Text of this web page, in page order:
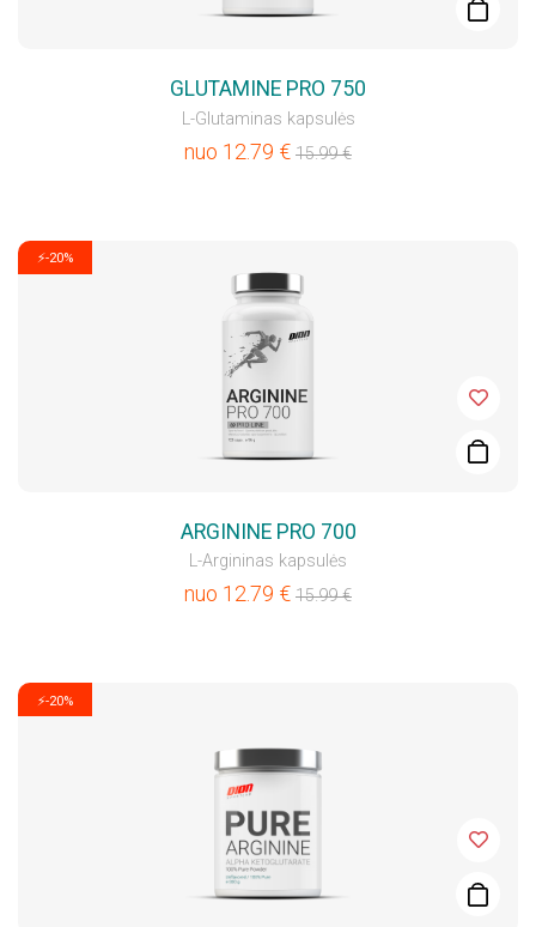
GLUTAMINE PRO 750
L-Glutaminas kapsulės
nuo 12.79 € 15.99€
⚡-20%
ARGININE PRO 700
L-Argininas kapsulės
nuo 12.79 € 15.99€
⚡-20%